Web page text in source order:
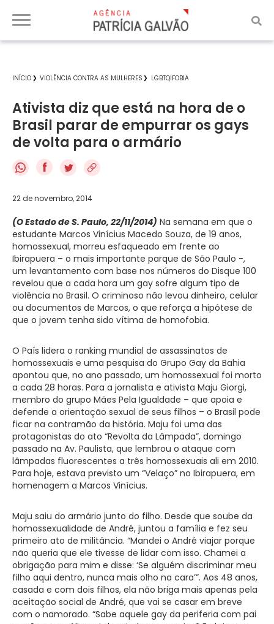
INÍCIO VIOLÊNCIA CONTRA AS MULHERES LGBTQIFOBIA
Ativista diz que está na hora de o
Brasil parar de empurrar os gays
de volta para o armário
f
22 de novembro, 2014
(O Estado de S. Paulo, 22/11/2014) Na semana em que o
estudante Marcos Vinícius Macedo Souza, de 19 anos,
homossexual, morreu esfaqueado em frente ao
Ibirapuera – o mais importante parque de São Paulo -,
um levantamento com base nos números do Disque 100
revelou que a cada hora um gay sofre algum tipo de
violência no Brasil. O criminoso não levou dinheiro, celular
ou documentos de Marcos, o que reforça a hipótese de
que o jovem tenha sido vítima de homofobia.
O País lidera o ranking mundial de assassinatos de
homossexuais e uma pesquisa do Grupo Gay da Bahia
apontou que, no ano passado, um homossexual foi morto
a cada 28 horas. Para a jornalista e ativista Maju Giorgi,
membro do grupo Mães Pela Igualdade – que apoia e
defende a orientação sexual de seus filhos – o Brasil pode
ficar na contramão da história. Maju foi uma das
protagonistas do ato “Revolta da Lâmpada”, domingo
passado na Av. Paulista, que lembrou o ataque com
lâmpadas fluorescentes a três homossexuais ali em 2010.
Para hoje, estava previsto um “Velaço” no Ibirapuera, em
homenagem a Marcos Vinícius.
Maju saiu do armário junto do filho. Desde que soube da
homossexualidade de André, juntou a família e fez seu
primeiro ato de militância. “Mandei o André viajar porque
não queria que ele tivesse de lidar com isso. Chamei a
obrigação para mim e disse: ‘Se alguém discriminar meu
filho aqui dentro, nunca mais olho na cara’”. Aos 48 anos,
casada e com dois filhos, ela não briga mais apenas pela
aceitação social de André, que vai se casar em breve
com o namorado. “Sabe aquele gay da periferia com pai